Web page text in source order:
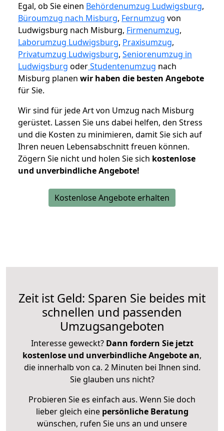
Egal, ob Sie einen Behördenumzug Ludwigsburg,
Büroumzug nach Misburg, Fernumzug von
Ludwigsburg nach Misburg, Firmenumzug,
Laborumzug Ludwigsburg, Praxisumzug,
Privatumzug Ludwigsburg, Seniorenumzug in
Ludwigsburg oderStudentenumzug nach
Misburg planen wir haben die besten Angebote
für Sie.
Wir sind für jede Art von Umzug nach Misburg
gerüstet. Lassen Sie uns dabei helfen, den Stress
und die Kosten zu minimieren, damit Sie sich auf
Ihren neuen Lebensabschnitt freuen können.
Zögern Sie nicht und holen Sie sich kostenlose
und unverbindliche Angebote!
Kostenlose Angebote erhalten
Zeit ist Geld: Sparen Sie beides mit
schnellen und passenden
Umzugsangeboten
Interesse geweckt? Dann fordern Sie jetzt
kostenlose und unverbindliche Angebote an,
die innerhalb von ca. 2 Minuten bei Ihnen sind.
Sie glauben uns nicht?
Probieren Sie es einfach aus. Wenn Sie doch
lieber gleich eine persönliche Beratung
wünschen, rufen Sie uns an und unsere